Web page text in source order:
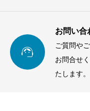

お問い合
ご質問や
お問合せ
たします。